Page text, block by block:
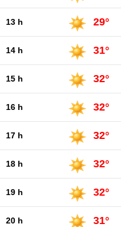
13 h 29°
14 h 31°
15 h 32°
16 h 32°
17 h 32°
18 h 32°
19 h 32°
20 h 31°